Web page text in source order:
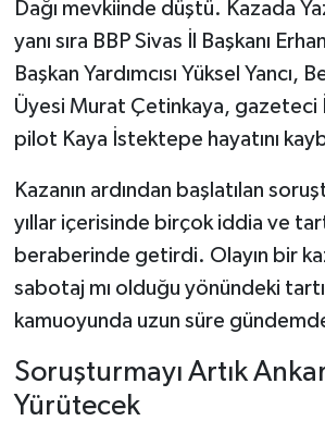
Dağı mevkiinde düştü. Kazada
yanı sıra BBP Sivas İl Başkanı
Başkan Yardımcısı Yüksel Yancı,
Üyesi Murat Çetinkaya, gazeteci
pilot Kaya İstektepe hayatını
Kazanın ardından başlatılan
yıllar içerisinde birçok iddia ve
beraberinde getirdi. Olayın bir
sabotaj mı olduğu yönündeki
kamuoyunda uzun süre
Soruşturmayı Artık
Yürütecek